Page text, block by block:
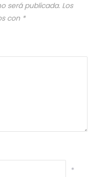
será publicada. Los
con *
*